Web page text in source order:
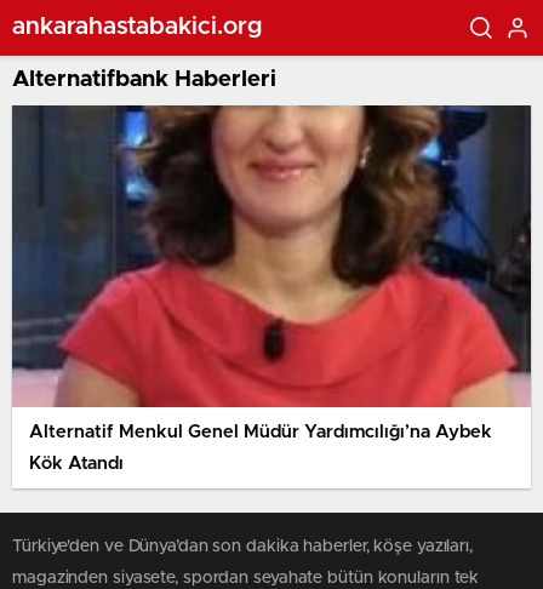
ankarahastabakici.org
Alternatifbank Haberleri
Alternatif Menkul Genel Müdür Yardımcılığı’na Aybek
Kök Atandı
Türkiye'den ve Dünya’dan son dakika haberler, köşe yazıları,
magazinden siyasete, spordan seyahate bütün konuların tek